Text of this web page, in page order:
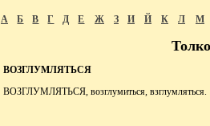
А Б В Г Д Е Ж З И Й К Л М
ВОЗГЛУМЛЯТЬСЯ
ВОЗГЛУМЛЯТЬСЯ, возглумиться, взглумляться.